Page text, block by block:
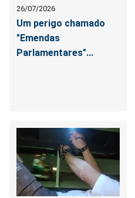
26/07/2026
Um perigo chamado
"Emendas
Parlamentares"...